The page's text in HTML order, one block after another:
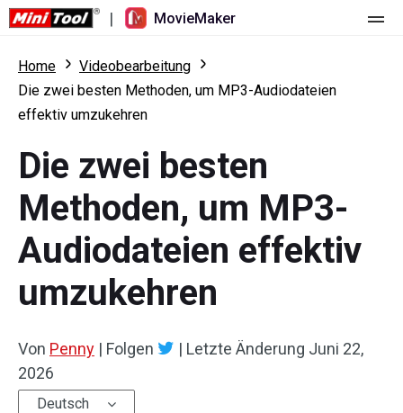
| MovieMaker
Startseite
Preise
Was ist neu
Übersicht
Mehrspurbearbeitung
Seitenverhältnis
Geschwindigkeit anpassen/umkehren
Trimmen/Teilen/Zuschneiden
Ressourcen
Benutzerhandbuch
Tricks für Videobearbeitung
Video-Tools
Bildschirm-Rekorder
Video-Konverter
Online-Video-Downloader
Home
Videobearbeitung
Die zwei besten Methoden, um MP3-Audiodateien
effektiv umzukehren
Die zwei besten
Methoden, um MP3-
Audiodateien effektiv
umzukehren
Von Penny | Folgen | Letzte Änderung Juni 22,
2026
Deutsch